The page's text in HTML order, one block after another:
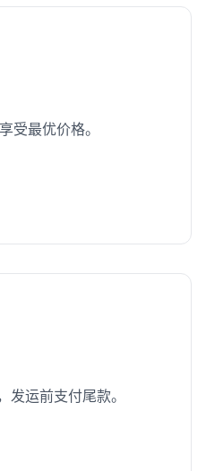
受最优价格。
运前支付尾款。